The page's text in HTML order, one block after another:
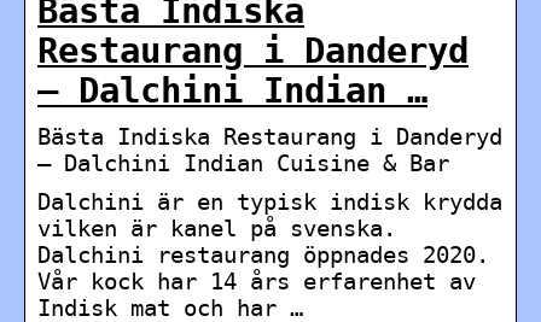
Bästa Indiska
Restaurang i Danderyd
– Dalchini Indian …
Bästa Indiska Restaurang i Danderyd
– Dalchini Indian Cuisine & Bar
Dalchini är en typisk indisk krydda
vilken är kanel på svenska.
Dalchini restaurang öppnades 2020.
Vår kock har 14 års erfarenhet av
Indisk mat och har …